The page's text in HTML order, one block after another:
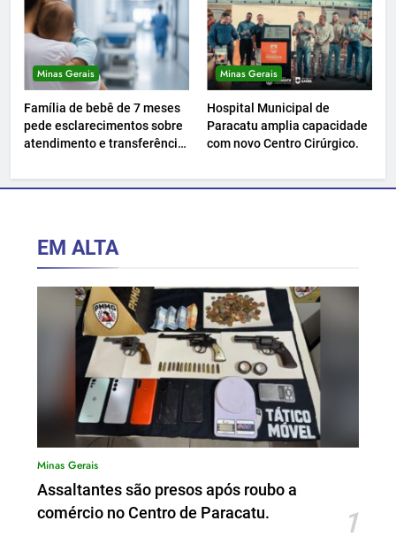
Minas Gerais
Família de bebê de 7 meses
pede esclarecimentos sobre
atendimento e transferência
Minas Gerais
Hospital Municipal de
Paracatu amplia capacidade
com novo Centro Cirúrgico.
EM ALTA
Minas Gerais
Assaltantes são presos após roubo a
comércio no Centro de Paracatu.
1